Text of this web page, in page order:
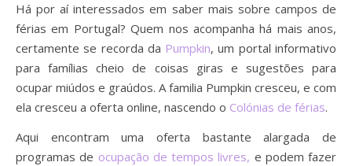
Há por aí interessados em saber mais sobre campos de
férias em Portugal? Quem nos acompanha há mais anos,
certamente se recorda da Pumpkin, um portal informativo
para famílias cheio de coisas giras e sugestões para
ocupar miúdos e graúdos. A familia Pumpkin cresceu, e com
ela cresceu a oferta online, nascendo o Colónias de férias.
Aqui encontram uma oferta bastante alargada de
programas de ocupação de tempos livres, e podem fazer